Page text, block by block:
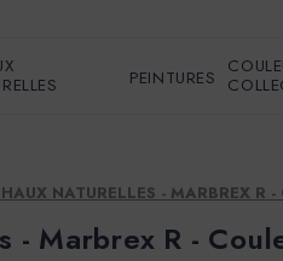
PEINTURES
NATURELLES - MARBREX R
Marbrex R -